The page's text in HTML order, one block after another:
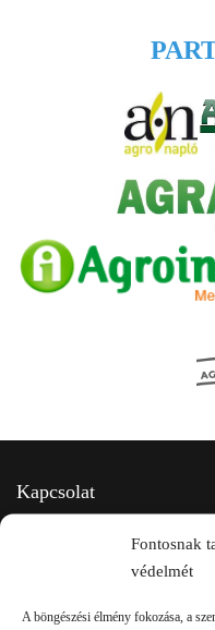
Fontosnak
védelmét
A böngészési élmény fokozása, a
Kapcsolat